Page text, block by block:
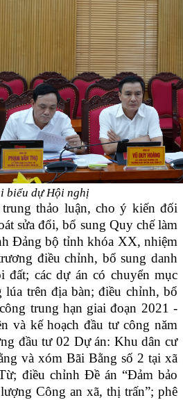
biểu dự Hội nghị
thảo luận, cho ý kiến đối
sửa đổi, bổ sung Quy chế làm
Đảng bộ tỉnh khóa XX, nhiệm
điều chỉnh, bổ sung danh
đất; các dự án có chuyển mục
lúa trên địa bàn; điều chỉnh, bổ
trung hạn giai đoạn 2021 -
và kế hoạch đầu tư công năm
đầu tư 02 Dự án: Khu dân cư
và xóm Bãi Bằng số 2 tại xã
điều chỉnh Đề án “Đảm bảo
Công an xã, thị trấn”; phê